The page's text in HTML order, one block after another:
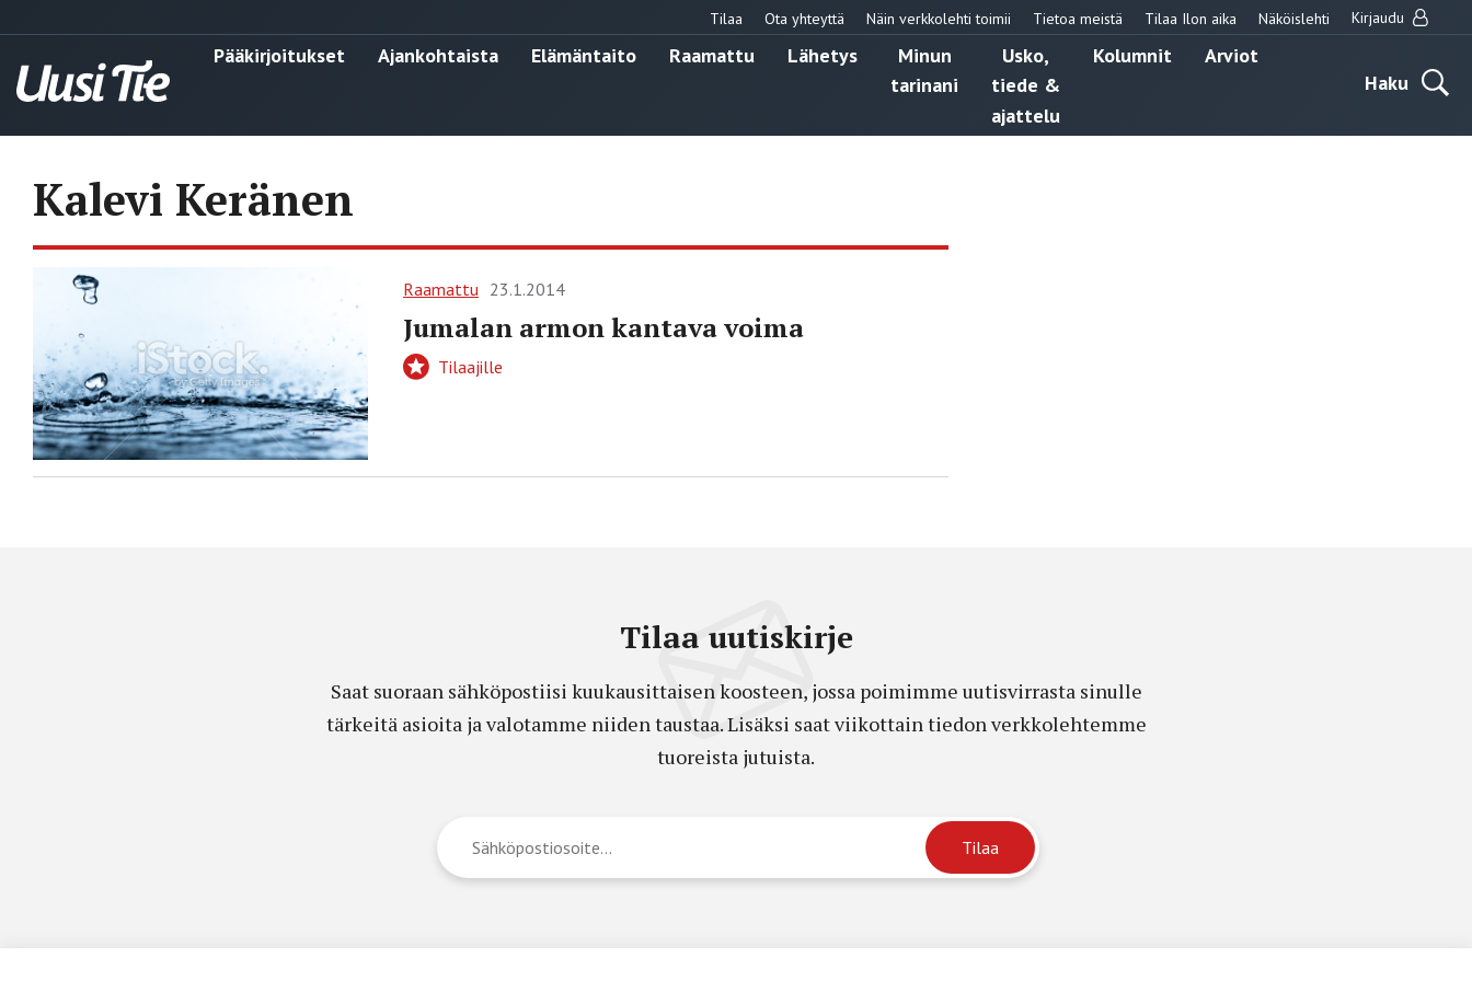
Tilaa Ota yhteyttä Näin verkkolehti toimii Tietoa meistä Tilaa Ilon aika Näköislehti Kirjaudu
Pääkirjoitukset Ajankohtaista Elämäntaito Raamattu Lähetys
Minun
tarinani
Usko,
tiede &
ajattelu
Kolumnit
Arviot
Haku
Kalevi Keränen
Raamattu 23.1.2014
Jumalan armon kantava voima
Tilaajille
Tilaa uutiskirje
Saat suoraan sähköpostiisi kuukausittaisen koosteen, jossa poimimme uutisvirrasta sinulle
tärkeitä asioita ja valotamme niiden taustaa. Lisäksi saat viikottain tiedon verkkolehtemme
tuoreista jutuista.